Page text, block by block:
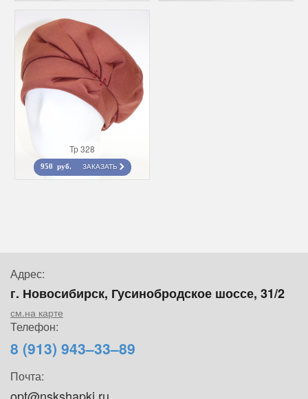
Тр 328
950 руб. ЗАКАЗАТЬ
Адрес:
г. Новосибирск, Гусинобродское шоссе, 31/2
см.на карте
Телефон:
8 (913) 943–33–89
Почта: